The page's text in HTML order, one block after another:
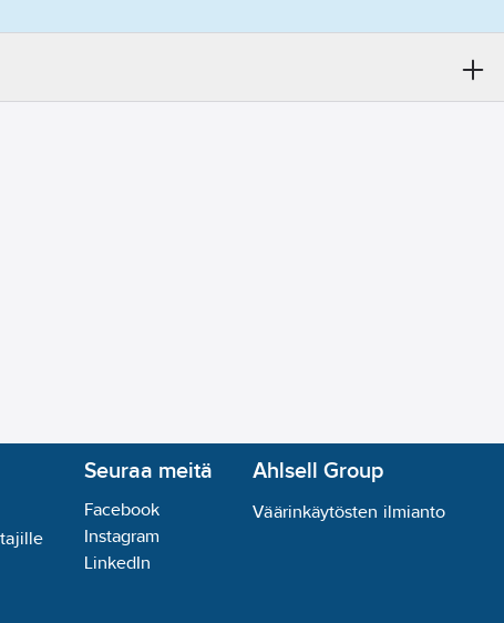
Seuraa meitä
Facebook
Instagram
LinkedIn
Ahlsell Group
Väärinkäytösten ilmianto